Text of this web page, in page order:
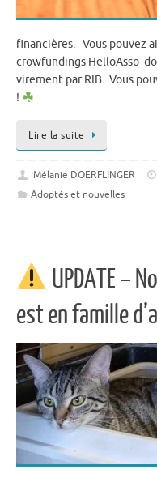
financières. Vous pouvez
crowfundings HelloAsso
virement par RIB. Vous
!
Lire la suite
Mélanie DOERFLINGER
Adoptés et nouvelles
UPDATE –
est en famille